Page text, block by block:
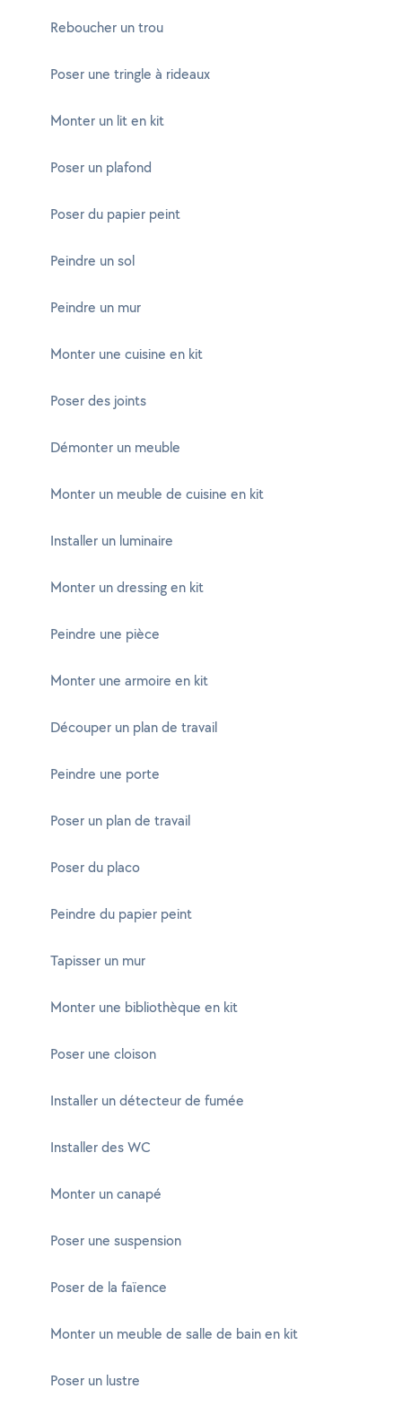
Reboucher un trou
Poser une tringle à rideaux
Monter un lit en kit
Poser un plafond
Poser du papier peint
Peindre un sol
Peindre un mur
Monter une cuisine en kit
Poser des joints
Démonter un meuble
Monter un meuble de cuisine en kit
Installer un luminaire
Monter un dressing en kit
Peindre une pièce
Monter une armoire en kit
Découper un plan de travail
Peindre une porte
Poser un plan de travail
Poser du placo
Peindre du papier peint
Tapisser un mur
Monter une bibliothèque en kit
Poser une cloison
Installer un détecteur de fumée
Installer des WC
Monter un canapé
Poser une suspension
Poser de la faïence
Monter un meuble de salle de bain en kit
Poser un lustre